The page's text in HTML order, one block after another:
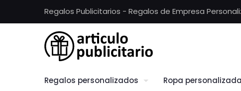
Regalos Publicitarios - Regalos de Empresa
Regalos personalizados Ropa personalizada